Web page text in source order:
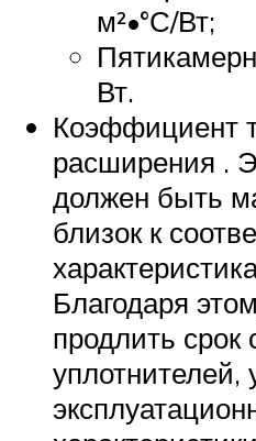
м²•°С/Вт;
Вт.
Коэффициент
расширения .
должен быть
близок к
Благодаря
продлить срок
уплотнителей,